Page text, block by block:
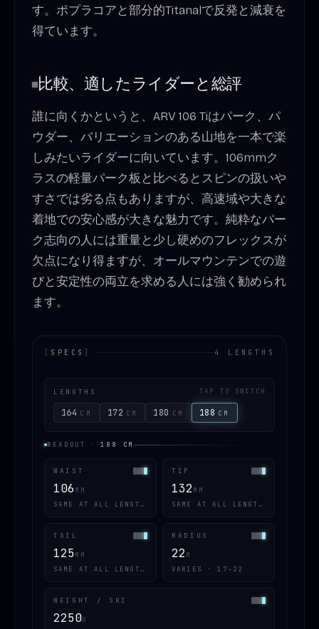
す。ポプラコアと部分的Titanalで反発と減衰を
得ています。
比較、適したライダーと総評
誰に向くかというと、ARV 106 Tiはパーク、パ
ウダー、バリエーションのある山地を一本で楽
しみたいライダーに向いています。106mmク
ラスの軽量パーク板と比べるとスピンの扱いや
すさでは劣る点もありますが、高速域や大きな
着地での安心感が大きな魅力です。純粋なパー
ク志向の人には重量と少し硬めのフレックスが
欠点になり得ますが、オールマウンテンでの遊
びと安定性の両立を求める人には強く勧められ
ます。
[ SPECS ] 4 LENGTHS
LENGTHS TAP TO SWITCH
164 CM 172 CM 180 CM 188 CM
READOUT · 188 CM
WAIST
106 MM
SAME AT ALL LENGTHS
TIP
132 MM
SAME AT ALL LENGTHS
TAIL
125MM
SAME AT ALL LENGTHS
RADIUS
22 M
VARIES · 17–22
WEIGHT / SKI
2250G